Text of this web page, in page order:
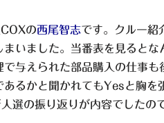
の西尾智志です。クルー紹
いました。当番表を見ると
与えられた部品購入の仕事も
るかと聞かれてもYesと胸を
選の振り返りが内容でしたの